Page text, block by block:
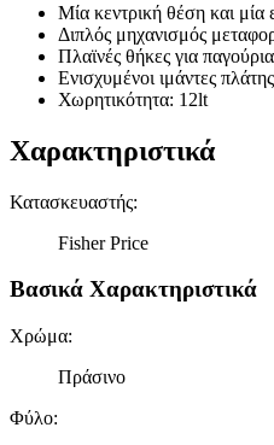
Μία κεντρική θέση και μία
Διπλός μηχανισμός
Πλαϊνές θήκες για παγούρια
Ενισχυμένοι ιμάντες πλάτης
Χωρητικότητα: 12lt
Χαρακτηριστικά
Κατασκευαστής:
Fisher Price
Βασικά Χαρακτηριστικά
Χρώμα:
Πράσινο
Φύλο: